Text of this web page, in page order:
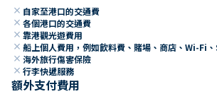
close 自家至港口的交通費
close 各個港口的交通費
close 靠港觀光遊費用
close 船上個人費用，例如飲料費、賭場、商店、Wi-Fi
close 海外旅行傷害保險
close 行李快遞服務
額外支付費用